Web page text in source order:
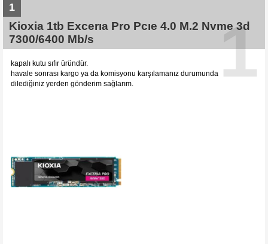
1
1
Kioxia 1tb Excerıa Pro Pcıe 4.0 M.2 Nvme 3d
7300/6400 Mb/s
kapalı kutu sıfır üründür.
havale sonrası kargo ya da komisyonu karşılamanız durumunda
dilediğiniz yerden gönderim sağlarım.